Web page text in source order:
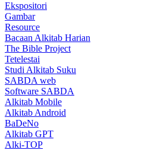
Ekspositori
Gambar
Resource
Bacaan Alkitab Harian
The Bible Project
Tetelestai
Studi Alkitab Suku
SABDA web
Software SABDA
Alkitab Mobile
Alkitab Android
BaDeNo
Alkitab GPT
Alki-TOP